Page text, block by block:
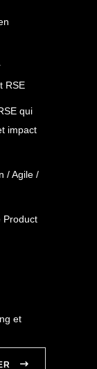
RSE
qui
impact
/ Agile /
Product
et